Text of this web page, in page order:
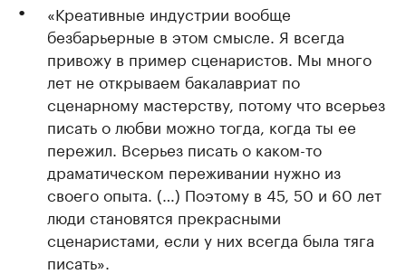
«Креативные индустрии вообще
безбарьерные в этом смысле. Я всегда
привожу в пример сценаристов. Мы много
лет не открываем бакалавриат по
сценарному мастерству, потому что всерьез
писать о любви можно тогда, когда ты ее
пережил. Всерьез писать о каком-то
драматическом переживании нужно из
своего опыта. (…) Поэтому в 45, 50 и 60 лет
люди становятся прекрасными
сценаристами, если у них всегда была тяга
писать».